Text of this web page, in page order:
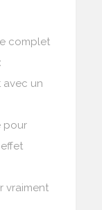
complet
avec un
pour
vraiment